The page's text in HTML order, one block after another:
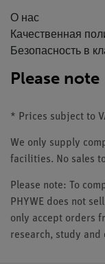
О нас
Качественная
Безопасность в
Please note
* Prices subject to
We only supply
facilities. No sales
Please note: To
PHYWE does not
only accept orders
research, study